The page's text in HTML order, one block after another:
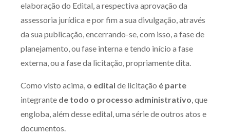
elaboração do Edital, a respectiva aprovação da
assessoria jurídica e por fim a sua divulgação, através
da sua publicação, encerrando-se, com isso, a fase de
planejamento, ou fase interna e tendo início a fase
externa, ou a fase da licitação, propriamente dita.
Como visto acima, o edital de licitação é parte
integrante de todo o processo administrativo, que
engloba, além desse edital, uma série de outros atos e
documentos.